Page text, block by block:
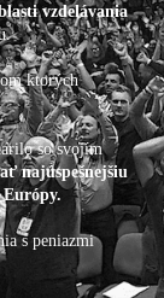
vzdelávania
ktorých
so svojím
najúspešnejšiu
s peniazmi